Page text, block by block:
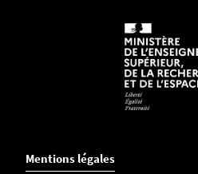
Mentions légales